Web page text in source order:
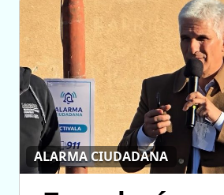
ALARMA CIUDADANA